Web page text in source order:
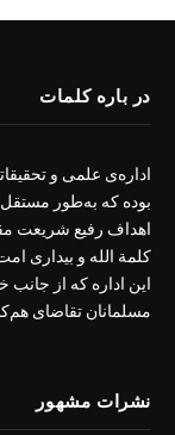
در باره کلمات
اداره‌ی علمی و
بوده که به‌طور
اهداف رفیع شریعت
کلمة الله و بیداری
این اداره که از
مسلمانان تقاضای
نشرات مشهور